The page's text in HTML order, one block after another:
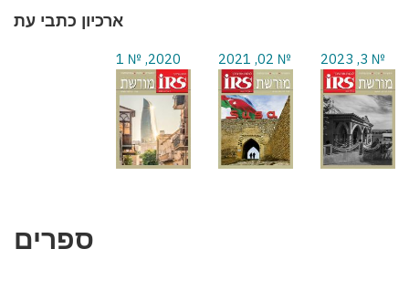
ארכיון כתבי עת
№ 3, 2023
№ 02, 2021
2020, № 1
ספרים